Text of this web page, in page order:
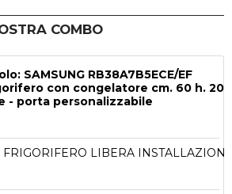
COMBO
SAMSUNG RB38A7B5ECE/EF
con congelatore cm. 60 h.
- porta personalizzabile
FRIGORIFERO LIBERA